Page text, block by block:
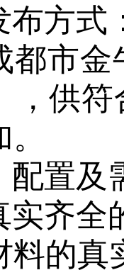
布方式
都市
，供
配置及
实齐全
料的真